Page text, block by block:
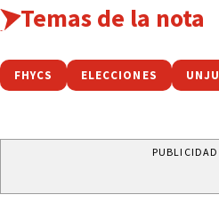
Temas de la nota
FHYCS ELECCIONES UNJU
PUBLICIDAD